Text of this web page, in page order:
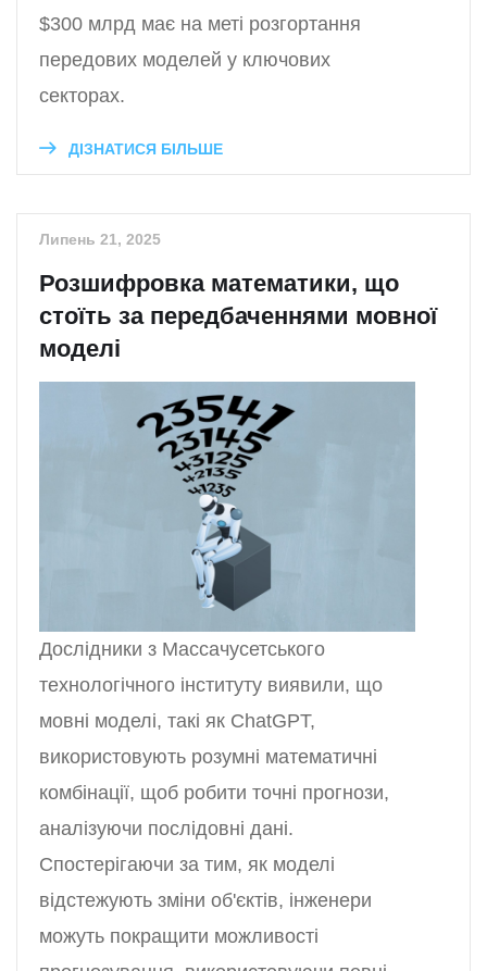
$300 млрд має на меті розгортання
передових моделей у ключових
секторах.
ДІЗНАТИСЯ БІЛЬШЕ
Липень 21, 2025
Розшифровка математики, що
стоїть за передбаченнями мовної
моделі
Дослідники з Массачусетського
технологічного інституту виявили, що
мовні моделі, такі як ChatGPT,
використовують розумні математичні
комбінації, щоб робити точні прогнози,
аналізуючи послідовні дані.
Спостерігаючи за тим, як моделі
відстежують зміни об'єктів, інженери
можуть покращити можливості